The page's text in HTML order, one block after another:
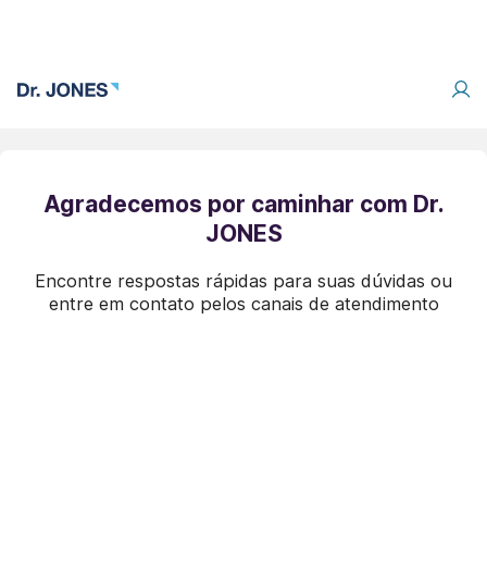
Agradecemos por caminhar com Dr.
JONES
Encontre respostas rápidas para suas dúvidas ou
entre em contato pelos canais de atendimento